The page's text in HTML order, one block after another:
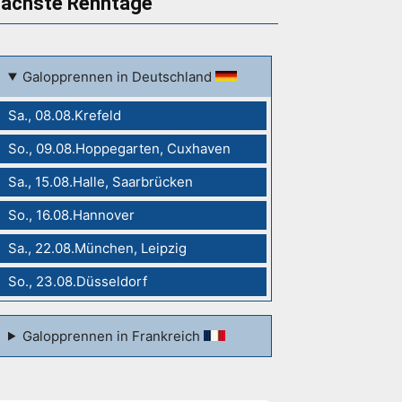
Galopprennen in Deutschland
Sa., 08.08.Krefeld
So., 09.08.Hoppegarten, Cuxhaven
Sa., 15.08.Halle, Saarbrücken
So., 16.08.Hannover
Sa., 22.08.München, Leipzig
So., 23.08.Düsseldorf
Galopprennen in Frankreich